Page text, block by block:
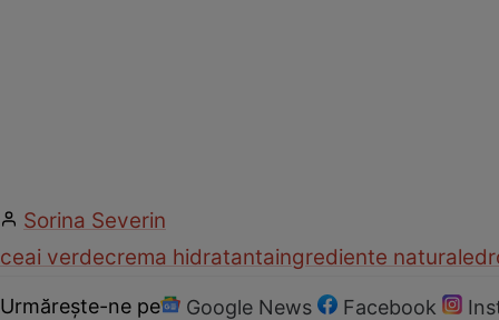
Sorina Severin
ceai verdecrema hidratantaingrediente naturale
Urmărește-ne pe Google News Facebook